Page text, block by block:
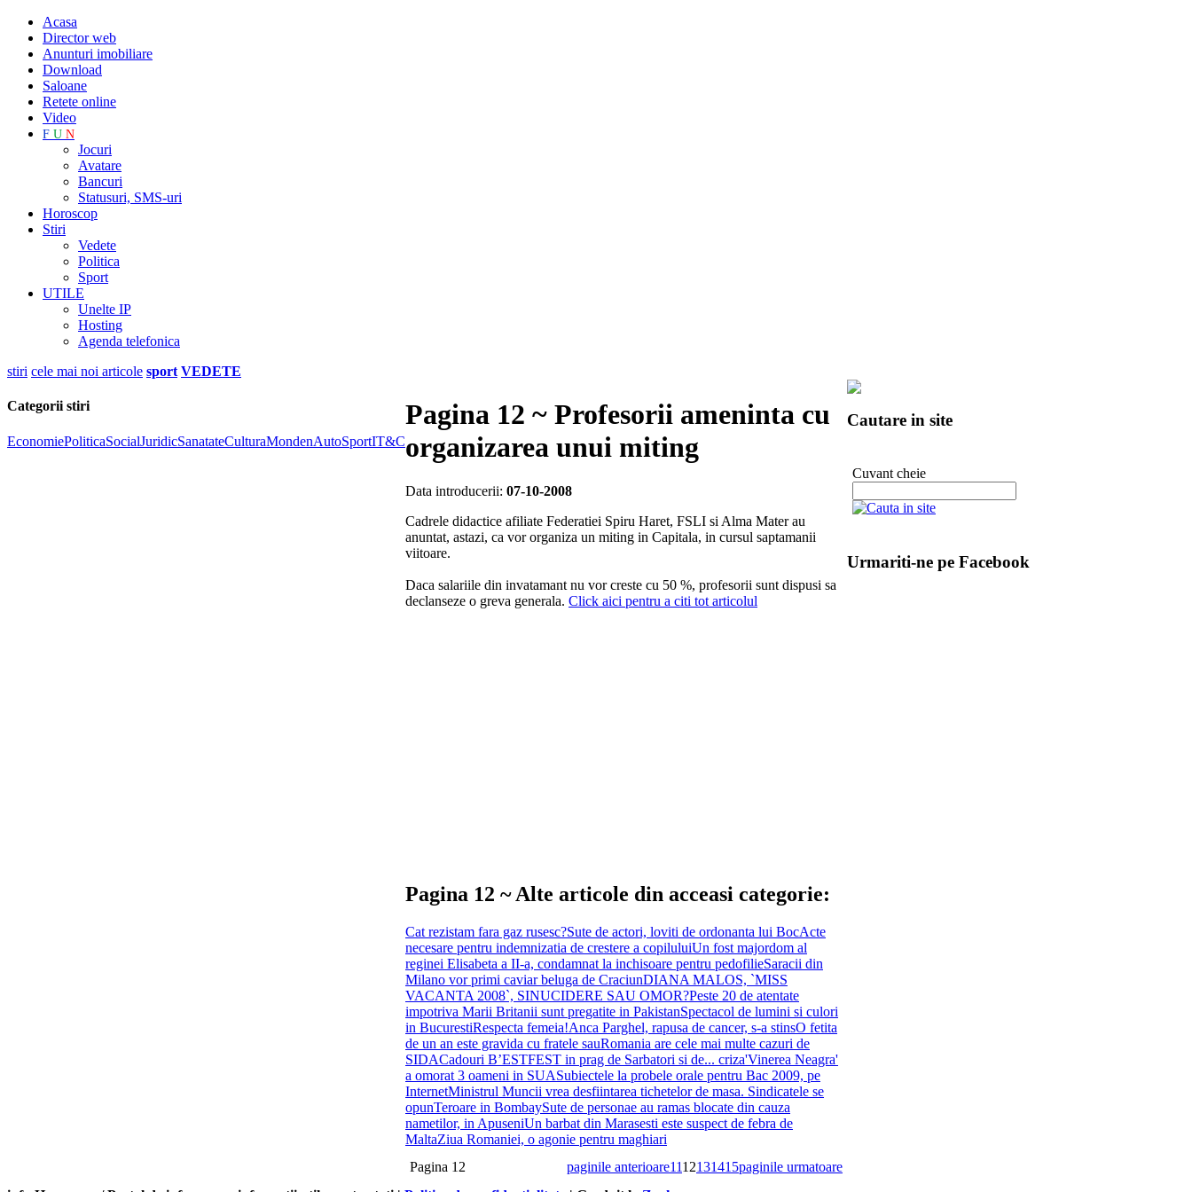
Acasa
Director web
Anunturi imobiliare
Download
Saloane
Retete online
Video
F U N
Jocuri
Avatare
Bancuri
Statusuri, SMS-uri
Horoscop
Stiri
Vedete
Politica
Sport
UTILE
Unelte IP
Hosting
Agenda telefonica
stiri cele mai noi articole sport VEDETE
Categorii stiri
EconomiePoliticaSocialJuridicSanatateCulturaMondenAutoSportIT&C
Pagina 12 ~ Profesorii ameninta cu
organizarea unui miting
Data introducerii: 07-10-2008
Cadrele didactice afiliate Federatiei Spiru Haret, FSLI si Alma Mater au
anuntat, astazi, ca vor organiza un miting in Capitala, in cursul saptamanii
viitoare.
Daca salariile din invatamant nu vor creste cu 50 %, profesorii sunt dispusi sa
declanseze o greva generala. Click aici pentru a citi tot articolul
Pagina 12 ~ Alte articole din acceasi categorie:
Cat rezistam fara gaz rusesc?Sute de actori, loviti de ordonanta lui BocActe
necesare pentru indemnizatia de crestere a copiluluiUn fost majordom al
reginei Elisabeta a II-a, condamnat la inchisoare pentru pedofilieSaracii din
Milano vor primi caviar beluga de CraciunDIANA MALOS, `MISS
VACANTA 2008`, SINUCIDERE SAU OMOR?Peste 20 de atentate
impotriva Marii Britanii sunt pregatite in PakistanSpectacol de lumini si culori
in BucurestiRespecta femeia!Anca Parghel, rapusa de cancer, s-a stinsO fetita
de un an este gravida cu fratele sauRomania are cele mai multe cazuri de
SIDACadouri B’ESTFEST in prag de Sarbatori si de... criza'Vinerea Neagra'
a omorat 3 oameni in SUASubiectele la probele orale pentru Bac 2009, pe
InternetMinistrul Muncii vrea desfiintarea tichetelor de masa. Sindicatele se
opunTeroare in BombaySute de personae au ramas blocate din cauza
nametilor, in ApuseniUn barbat din Marasesti este suspect de febra de
MaltaZiua Romaniei, o agonie pentru maghiari
Pagina 12
paginile anterioare1112131415paginile urmatoare
Cautare in site
Cuvant cheie
Urmariti-ne pe Facebook